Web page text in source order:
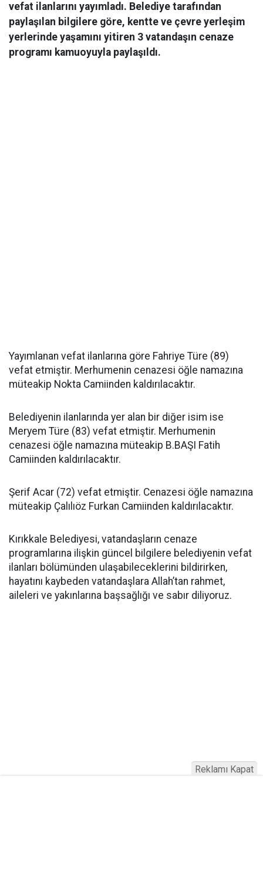
vefat ilanlarını yayımladı. Belediye tarafından
paylaşılan bilgilere göre, kentte ve çevre yerleşim
yerlerinde yaşamını yitiren 3 vatandaşın cenaze
programı kamuoyuyla paylaşıldı.
Yayımlanan vefat ilanlarına göre Fahriye Türe (89)
vefat etmiştir. Merhumenin cenazesi öğle namazına
müteakip Nokta Camiinden kaldırılacaktır.
Belediyenin ilanlarında yer alan bir diğer isim ise
Meryem Türe (83) vefat etmiştir. Merhumenin
cenazesi öğle namazına müteakip B.BAŞI Fatih
Camiinden kaldırılacaktır.
Şerif Acar (72) vefat etmiştir. Cenazesi öğle namazına
müteakip Çalılıöz Furkan Camiinden kaldırılacaktır.
Kırıkkale Belediyesi, vatandaşların cenaze
programlarına ilişkin güncel bilgilere belediyenin vefat
ilanları bölümünden ulaşabileceklerini bildirirken,
hayatını kaybeden vatandaşlara Allah’tan rahmet,
aileleri ve yakınlarına başsağlığı ve sabır diliyoruz.
Reklamı Kapat